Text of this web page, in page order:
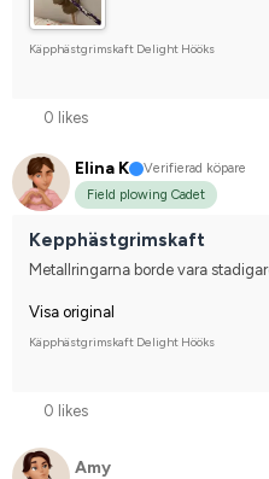
Käpphästgrimskaft Delight Hööks
0 likes
Elina K
Verifierad köpare
Field plowing Cadet
Kepphästgrimskaft
Metallringarna borde vara
Visa original
Käpphästgrimskaft Delight Hööks
0 likes
Amy